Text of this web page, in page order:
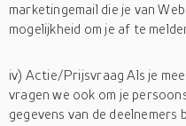
marketingemail die je van
mogelijkheid om je af te
iv) Actie/Prijsvraag Als je
vragen we ook om je
gegevens van de deelnemers